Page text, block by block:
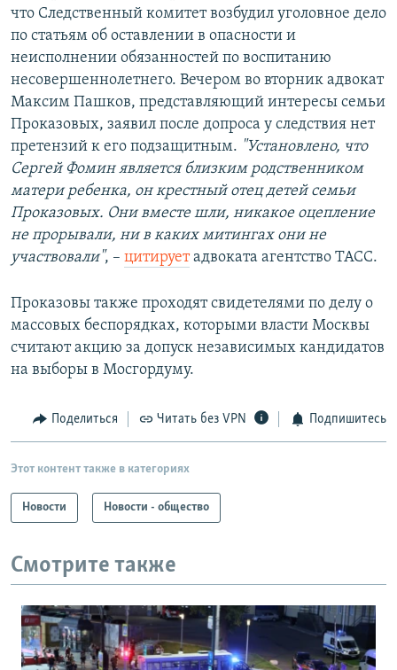
что Следственный комитет возбудил уголовное дело
по статьям об оставлении в опасности и
неисполнении обязанностей по воспитанию
несовершеннолетнего. Вечером во вторник адвокат
Максим Пашков, представляющий интересы семьи
Проказовых, заявил после допроса у следствия нет
претензий к его подзащитным. "Установлено, что
Сергей Фомин является близким родственником
матери ребенка, он крестный отец детей семьи
Проказовых. Они вместе шли, никакое оцепление
не прорывали, ни в каких митингах они не
участвовали", – цитируетадвоката агентство ТАСС.
Проказовы также проходят свидетелями по делу о
массовых беспорядках, которыми власти Москвы
считают акцию за допуск независимых кандидатов
на выборы в Мосгордуму.
Поделиться Читать без VPN Подпишитесь
Этот контент также в категориях
Новости Новости - общество
Смотрите также